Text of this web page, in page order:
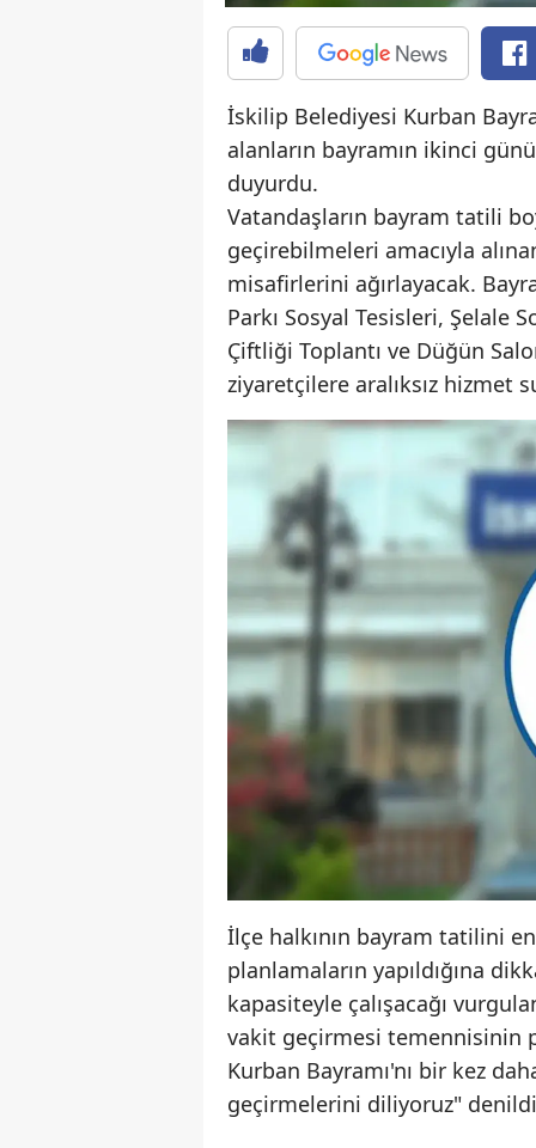
İskilip Belediyesi Kurban
alanların bayramın ikinci
duyurdu.
Vatandaşların bayram tatili
geçirebilmeleri amacıyla
misafirlerini ağırlayacak.
Parkı Sosyal Tesisleri, Şelale
Çiftliği Toplantı ve Düğün
ziyaretçilere aralıksız hizmet
İlçe halkının bayram tatilini
planlamaların yapıldığına
kapasiteyle çalışacağı
vakit geçirmesi temennisinin
Kurban Bayramı'nı bir kez
geçirmelerini diliyoruz"